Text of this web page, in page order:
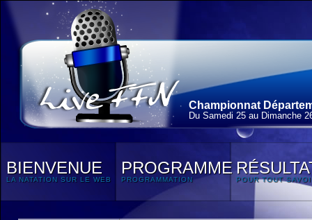
Championnat
Du Samedi 25 au Dimanche
BIENVENUE
LA NATATION SUR LE WEB
PROGRAMME
PROGRAMMATION POUR TOUT